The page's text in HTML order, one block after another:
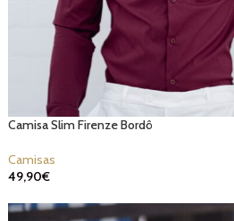
Camisa Slim Firenze Bordô
Camisas
49,90€